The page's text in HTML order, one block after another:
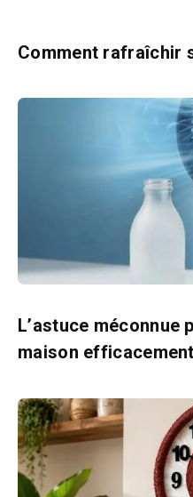
Comment rafraîchir
L’astuce
maison